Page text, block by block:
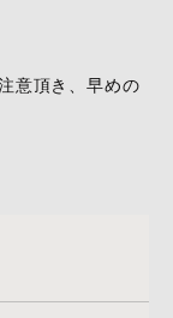
意頂き、早めの